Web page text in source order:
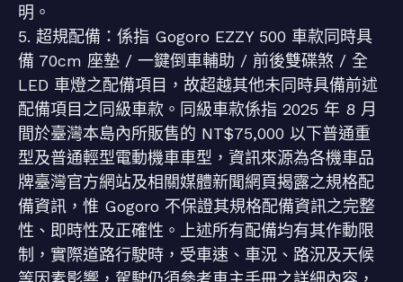
明。
5. 超規配備：係指 Gogoro EZZY 500 車款同時具
備 70cm 座墊 / 一鍵倒車輔助 / 前後雙碟煞 / 全
LED 車燈之配備項目，故超越其他未同時具備前述
配備項目之同級車款。同級車款係指 2025 年 8 月
間於臺灣本島內所販售的 NT$75,000 以下普通重
型及普通輕型電動機車車型，資訊來源為各機車品
牌臺灣官方網站及相關媒體新聞網頁揭露之規格配
備資訊，惟 Gogoro 不保證其規格配備資訊之完整
性、即時性及正確性。上述所有配備均有其作動限
制，實際道路行駛時，受車速、車況、路況及天候